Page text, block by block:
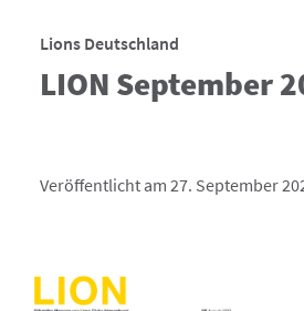
Lions Deutschland
LION September
Veröffentlicht am 27. September